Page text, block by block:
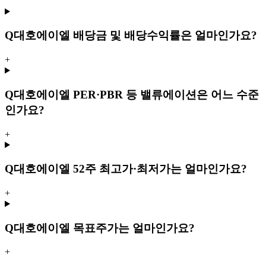
Q대호에이엘 배당금 및 배당수익률은 얼마인가요?
+
Q대호에이엘 PER·PBR 등 밸류에이션은 어느 수준
인가요?
+
Q대호에이엘 52주 최고가·최저가는 얼마인가요?
+
Q대호에이엘 목표주가는 얼마인가요?
+